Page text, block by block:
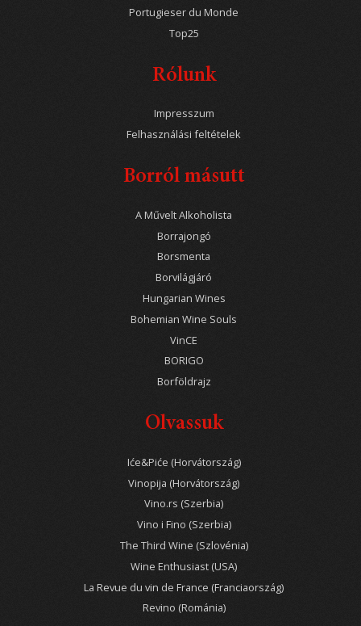
Portugieser du Monde
Top25
Rólunk
Impresszum
Felhasználási feltételek
Borról másutt
A Művelt Alkoholista
Borrajongó
Borsmenta
Borvilágjáró
Hungarian Wines
Bohemian Wine Souls
VinCE
BORIGO
Borföldrajz
Olvassuk
Iće&Piće (Horvátország)
Vinopija (Horvátország)
Vino.rs (Szerbia)
Vino i Fino (Szerbia)
The Third Wine (Szlovénia)
Wine Enthusiast (USA)
La Revue du vin de France (Franciaország)
Revino (Románia)